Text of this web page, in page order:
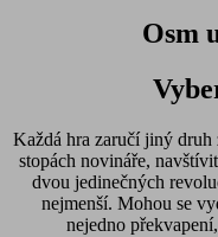
Osm
Každá hra zaručí jiný druh
stopách novináře,
dvou jedinečných
nejmenší. Mohou se
nejedno